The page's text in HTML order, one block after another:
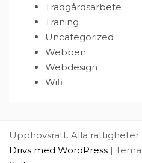
Trädgårdsarbete
Träning
Uncategorized
Webben
Webdesign
Wifi
Upphovsrätt. Alla rättigheter
Drivs med WordPress |